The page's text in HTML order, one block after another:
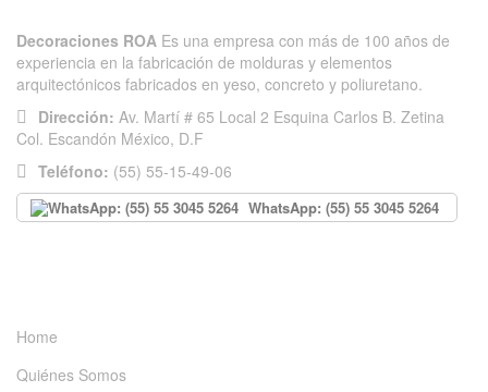
Decoraciones ROA Es una empresa con más de 100 años de
experiencia en la fabricación de molduras y elementos
arquitectónicos fabricados en yeso, concreto y poliuretano.
Dirección: Av. Martí # 65 Local 2 Esquina Carlos B. Zetina
Col. Escandón México, D.F
Teléfono: (55) 55-15-49-06
WhatsApp: (55) 55 3045 5264
Home
Quiénes Somos